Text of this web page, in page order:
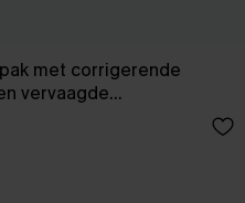
met corrigerende
vervaagde